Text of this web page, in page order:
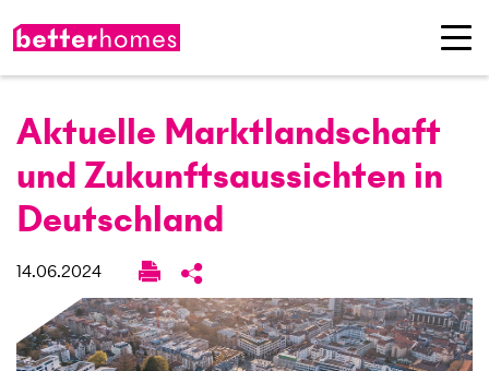
Aktuelle Marktland­schaft
und Zukunfts­aussichten in
Deutschland
14.06.2024